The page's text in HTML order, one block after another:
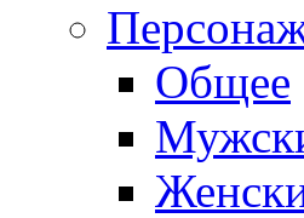
Общее